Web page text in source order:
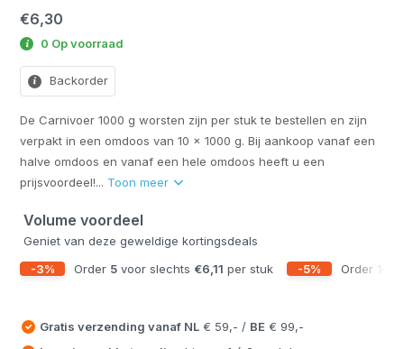
€6,30
0 Op voorraad
Backorder
De Carnivoer 1000 g worsten zijn per stuk te bestellen en zijn
verpakt in een omdoos van 10 x 1000 g. Bij aankoop vanaf een
halve omdoos en vanaf een hele omdoos heeft u een
prijsvoordeel!... Toon meer
Volume voordeel
Geniet van deze geweldige kortingsdeals
-3%
Order 5 voor slechts €6,11 per stuk -5% Order 10
Gratis verzending vanaf NL € 59,- / BE € 99,-